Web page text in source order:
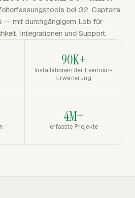
bei G2, Capterra
— mit durchgängigem Lob für
Integrationen und Support.
90K+
Installationen der Everhour-
Erweiterung
4M+
erfasste Projekte